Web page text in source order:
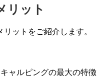
リット
ットをご紹介します。
ャルピングの最大の特徴